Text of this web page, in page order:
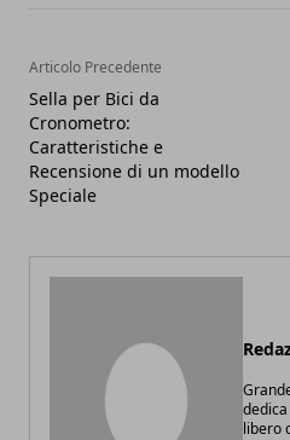
Articolo Precedente
Sella per Bici da
Cronometro:
Caratteristiche e
Recensione di un modello
Speciale
libero